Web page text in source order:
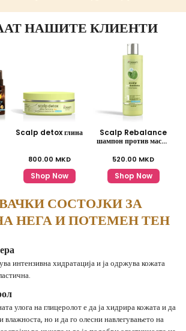
НАШИТЕ КЛИЕНТИ
Scalp detox глина
800.00 MKD
Shop Now
Scalp Rebalance
шампон против масна
520.00 MKD
Shop Now
СОСТОЈКИ ЗА
НЕГА И ПОТЕМЕН ТЕН
интензивна хидратација и ја одржува кожата
улога на глицеролот е да ја хидрира кожата и да
влажноста, но и да го олесни навлегувањето на